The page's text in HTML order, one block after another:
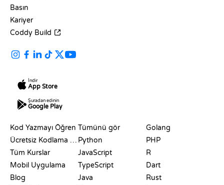
Basın
Kariyer
Coddy Build
İndir
App Store
Şuradan edinin
Google Play
Kod Yazmayı Öğren
Ücretsiz Kodlama Siteleri
Tüm Kurslar
Mobil Uygulama
Blog
Tümünü gör
Python
JavaScript
TypeScript
Java
Golang
PHP
R
Dart
Rust